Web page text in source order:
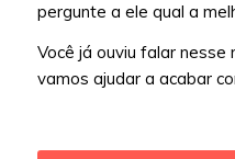
pergunte a ele qual a
Você já ouviu falar
vamos ajudar a acabar